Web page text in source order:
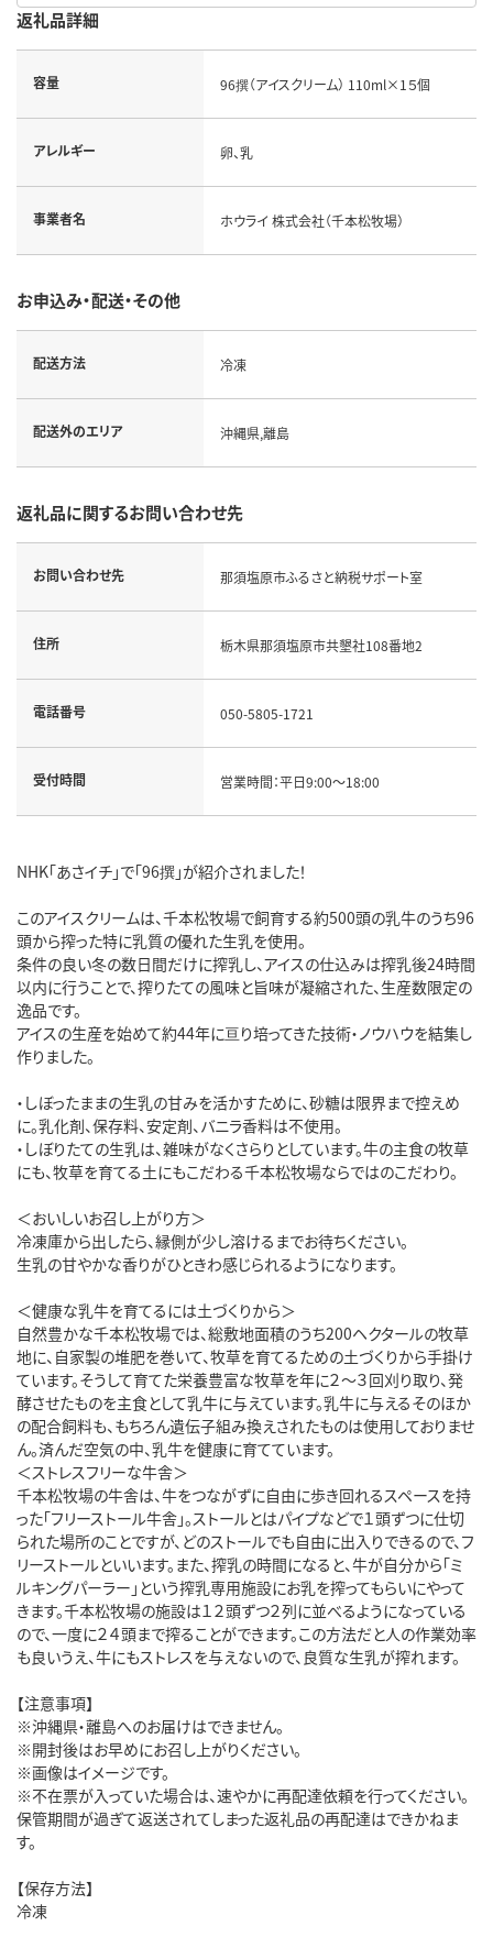
返礼品詳細
容量 96撰（アイスクリーム） 110ml×1５個
アレルギー 卵、乳
事業者名 ホウライ 株式会社（千本松牧場）
お申込み・配送・その他
配送方法 冷凍
配送外のエリア 沖縄県,離島
返礼品に関するお問い合わせ先
お問い合わせ先 那須塩原市ふるさと納税サポート室
住所 栃木県那須塩原市共墾社108番地2
電話番号 050-5805-1721
受付時間 営業時間：平日9:00～18:00
NHK「あさイチ」で「96撰」が紹介されました！
このアイスクリームは、千本松牧場で飼育する約500頭の乳牛のうち96
頭から搾った特に乳質の優れた生乳を使用。
条件の良い冬の数日間だけに搾乳し、アイスの仕込みは搾乳後24時間
以内に行うことで、搾りたての風味と旨味が凝縮された、生産数限定の
逸品です。
アイスの生産を始めて約44年に亘り培ってきた技術・ノウハウを結集し
作りました。
・しぼったままの生乳の甘みを活かすために、砂糖は限界まで控えめ
に。乳化剤、保存料、安定剤、バニラ香料は不使用。
・しぼりたての生乳は、雑味がなくさらりとしています。牛の主食の牧草
にも、牧草を育てる土にもこだわる千本松牧場ならではのこだわり。
＜おいしいお召し上がり方＞
冷凍庫から出したら、縁側が少し溶けるまでお待ちください。
生乳の甘やかな香りがひときわ感じられるようになります。
＜健康な乳牛を育てるには土づくりから＞
自然豊かな千本松牧場では、総敷地面積のうち200ヘクタールの牧草
地に、自家製の堆肥を巻いて、牧草を育てるための土づくりから手掛け
ています。そうして育てた栄養豊富な牧草を年に２～３回刈り取り、発
酵させたものを主食として乳牛に与えています。乳牛に与えるそのほか
の配合飼料も、もちろん遺伝子組み換えされたものは使用しておりませ
ん。済んだ空気の中、乳牛を健康に育てています。
＜ストレスフリーな牛舎＞
千本松牧場の牛舎は、牛をつながずに自由に歩き回れるスペースを持
った「フリーストール牛舎」。ストールとはパイプなどで１頭ずつに仕切
られた場所のことですが、どのストールでも自由に出入りできるので、フ
リーストールといいます。また、搾乳の時間になると、牛が自分から「ミ
ルキングパーラー」という搾乳専用施設にお乳を搾ってもらいにやって
きます。千本松牧場の施設は１２頭ずつ２列に並べるようになっている
ので、一度に２４頭まで搾ることができます。この方法だと人の作業効率
も良いうえ、牛にもストレスを与えないので、良質な生乳が搾れます。
【注意事項】
※沖縄県・離島へのお届けはできません。
※開封後はお早めにお召し上がりください。
※画像はイメージです。
※不在票が入っていた場合は、速やかに再配達依頼を行ってください。
保管期間が過ぎて返送されてしまった返礼品の再配達はできかねま
す。
【保存方法】
冷凍